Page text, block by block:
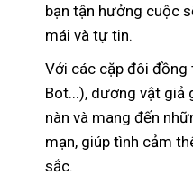
bạn tận hưởng cuộc
mái và tự tin.
Với các cặp đôi đồng
Bot...), dương vật giả
nàn và mang đến
mạn, giúp tình cảm
sắc.